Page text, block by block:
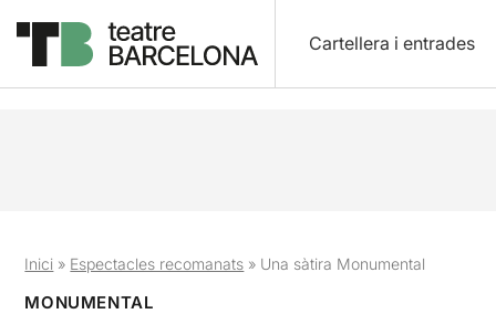
Cartellera i entrades
Inici » Espectacles recomanats » Una sàtira Monumental
MONUMENTAL